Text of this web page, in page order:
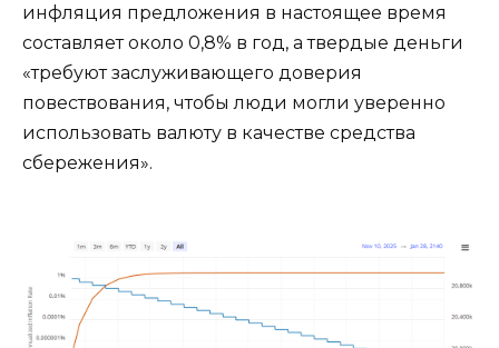
инфляция предложения в настоящее время
составляет около 0,8% в год, а твердые деньги
«требуют заслуживающего доверия
повествования, чтобы люди могли уверенно
использовать валюту в качестве средства
сбережения».